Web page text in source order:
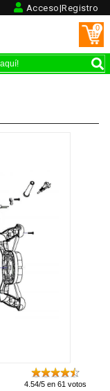
Acceso|Registro
0
4.54/5 en 61 votos